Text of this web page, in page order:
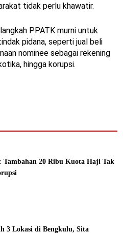
tidak perlu khawatir.
PPATK murni untuk
pidana, seperti jual beli
nominee sebagai rekening
hingga korupsi.
Tambahan 20 Ribu Kuota Haji Tak
3 Lokasi di Bengkulu, Sita